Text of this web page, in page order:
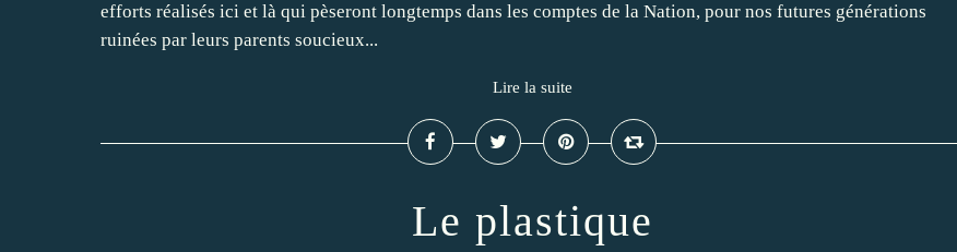
efforts réalisés ici et là qui pèseront longtemps dans les comptes de la Nation, pour nos futures générations
ruinées par leurs parents soucieux...
Lire la suite
Le plastique